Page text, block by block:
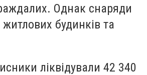
Однак снаряди
будинків та
ліквідували 42 340